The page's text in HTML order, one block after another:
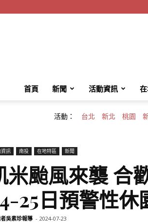
首頁 新聞 活動資訊
活動： 台北 新北 桃園
訊 南投 在地特區 新聞
米颱風來襲 合
25日預警性休
吳素珍報導 - 2024-07-23